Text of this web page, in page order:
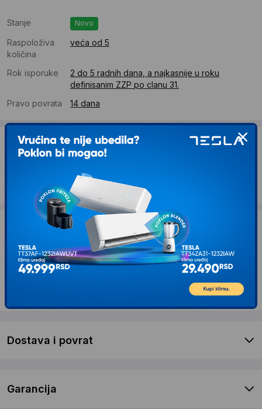
Stanje Novo
Raspoloživa
količina
veća od 5
Rok isporuke
2 do 5 radnih dana, a najkasnije u roku
definisanim ZZP po clanu 31.
Pravo povrata
14 dana
Dostava
Standardna dostava se očekuje u roku od 2 do 5 radnih
Troskovi dostave 690 RSD
Želite li ponudu za firmu?
Kontaktirajte nas
Opis proizvoda CHICCO A-S FULLSEAT360SA
Dostava i povrat
Garancija